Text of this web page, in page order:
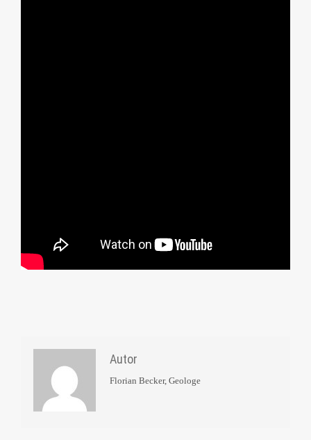
Autor
Florian Becker, Geologe